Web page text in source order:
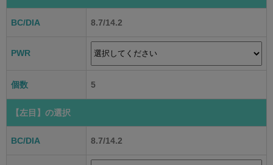
BC/DIA 8.7/14.2
PWR
個数 5
【左目】 の選択
BC/DIA 8.7/14.2